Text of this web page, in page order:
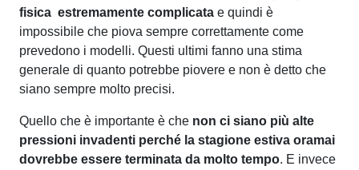
fisica estremamente complicata e quindi è
impossibile che piova sempre correttamente come
prevedono i modelli. Questi ultimi fanno una stima
generale di quanto potrebbe piovere e non è detto che
siano sempre molto precisi.
Quello che è importante è che non ci siano più alte
pressioni invadenti perché la stagione estiva oramai
dovrebbe essere terminata da molto tempo. E invece